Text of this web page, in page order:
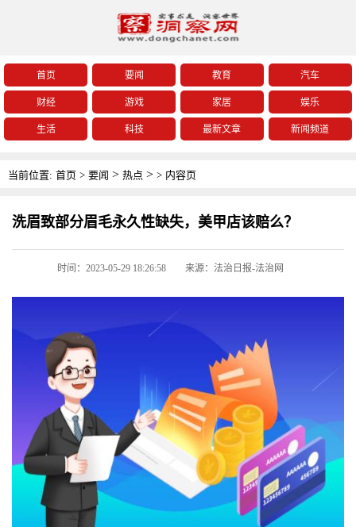
首页 要闻 教育 汽车
财经 游戏 家居 娱乐
生活 科技 最新文章 新闻频道
当前位置: 首页 > 要闻 > 热点 > > 内容页
洗眉致部分眉毛永久性缺失，美甲店该赔么？
时间：2023-05-29 18:26:58 来源：法治日报-法治网